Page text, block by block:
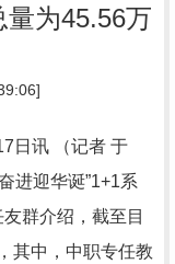
量为45.56万
日讯 （记者 于
进迎华诞”1+1系
群介绍，截至目
其中，中职专任教